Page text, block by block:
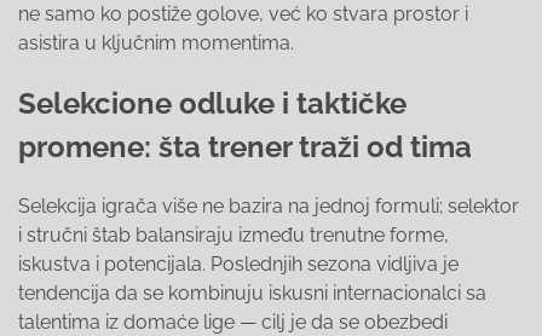
ne samo ko postiže golove, već ko stvara prostor i
asistira u ključnim momentima.
Selekcione odluke i taktičke
promene: šta trener traži od tima
Selekcija igrača više ne bazira na jednoj formuli; selektor
i stručni štab balansiraju između trenutne forme,
iskustva i potencijala. Poslednjih sezona vidljiva je
tendencija da se kombinuju iskusni internacionalci sa
talentima iz domaće lige — cilj je da se obezbedi